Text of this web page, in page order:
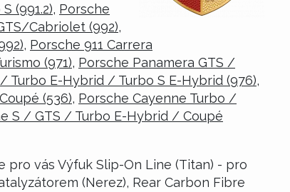
(991.2), Porsche
Cabriolet (992),
, Porsche 911 Carrera
(971), Porsche Panamera GTS /
E-Hybrid / Turbo S E-Hybrid (976),
(536), Porsche Cayenne Turbo /
S / GTS / Turbo E-Hybrid / Coupé
pro vás Výfuk Slip-On Line (Titan) - pro
(Nerez), Rear Carbon Fibre